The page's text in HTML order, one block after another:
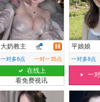
大奶教主
一对多8点 一对一35点
在线上
看免费视讯
平娘娘
一对多8点
一